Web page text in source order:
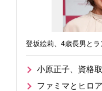
登坂絵莉、4歳長男とラ
小原正子、資格
ファミマとヒロ